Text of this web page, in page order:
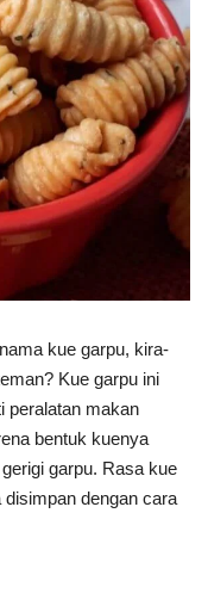
kue garpu, kira-
Kue garpu ini
peralatan makan
bentuk kuenya
garpu. Rasa kue
dengan cara